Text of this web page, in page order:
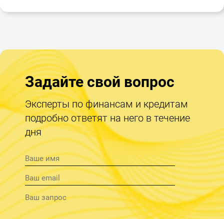
Задайте свой вопрос
Эксперты по финансам и кредитам
подробно ответят на него в течение
дня